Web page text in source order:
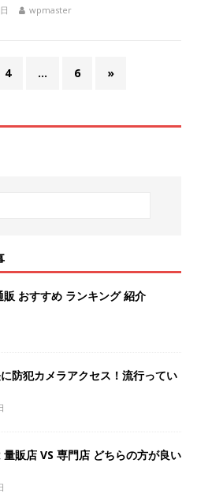
wpmaster
4 … 6 »
販 おすすめ ランキング 紹介
防犯カメラアクセス！流行ってい
販店 VS 専門店 どちらの方が良い